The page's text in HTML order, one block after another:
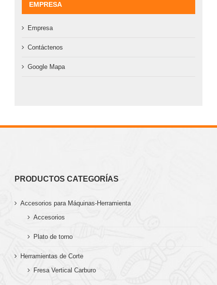
EMPRESA
Empresa
Contáctenos
Google Mapa
PRODUCTOS CATEGORÍAS
Accesorios para Máquinas-Herramienta
Accesorios
Plato de torno
Herramientas de Corte
Fresa Vertical Carburo